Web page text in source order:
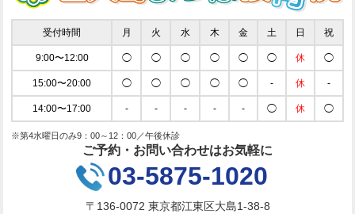
受付時間 月 火 水 木 金 土 日 祝
9:00〜12:00 ◯ ◯ ◯ ◯ ◯ ◯ 休 ◯
15:00〜20:00 ◯ ◯ ◯ ◯ ◯ - 休 -
14:00〜17:00 - - - - - ◯ 休 ◯
※第4水曜日のみ9：00～12：00／午後休診
ご予約・お問い合わせはお気軽に
03-5875-1020
〒136-0072 東京都江東区大島1-38-8